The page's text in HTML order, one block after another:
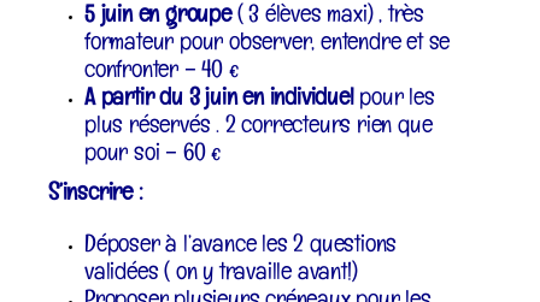
5 juin en groupe( 3 élèves maxi) , très
formateur pour observer, entendre et se
confronter – 40 €
A partir du 3 juin en individuelpour les
plus réservés . 2 correcteurs rien que
pour soi – 60 €
S’inscrire :
Déposer à l’avance les 2 questions
validées ( on y travaille avant!)